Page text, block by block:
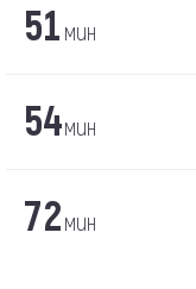
51 мин
54мин
72мин